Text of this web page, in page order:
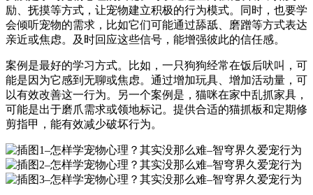
励、抚摸等方式，让宠物建立积极的行为模式。同时，也要学
会倾听宠物的需求，比如它们可能通过舔舐、磨蹭等方式表达
亲近或焦虑。及时回应这些信号，能增强彼此的信任感。
案例是最好的学习方式。比如，一只狗狗经常在饭后吠叫，可
能是因为它感到无聊或焦虑。通过增加玩具、增加活动量，可
以有效改善这一行为。另一个案例是，猫咪在家中乱抓家具，
可能是出于磨爪需求或领地标记。提供合适的猫抓板和定期修
剪指甲，能有效减少破坏行为。